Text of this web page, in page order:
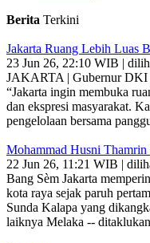
Berita Terkini
Jakarta Ruang Lebih Luas
23 Jun 26, 22:10 WIB |
JAKARTA | Gubernur DKI
“Jakarta ingin membuka
dan ekspresi masyarakat.
pengelolaan bersama
Mohammad Husni Thamrin
22 Jun 26, 11:21 WIB |
Bang Sèm Jakarta
kota raya sejak paruh
Sunda Kalapa yang
laiknya Melaka --